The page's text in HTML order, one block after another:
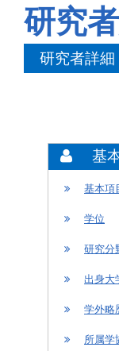
研究
研究者詳細
基
基本項
学位
研究分
出身大
学外略
所属学